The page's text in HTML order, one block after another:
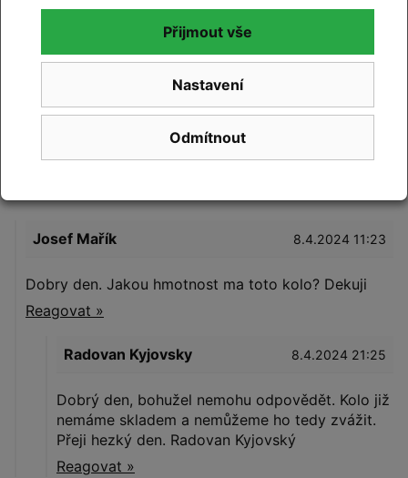
Dotazy k produktu(2)
Máte otázky k produktu:Dětské kolo Cube Acid
200 Disc blue´n´coral?
Zeptejte se.
Napište dotaz
Josef Mařík 8.4.2024 11:23
Dobry den. Jakou hmotnost ma toto kolo? Dekuji
Reagovat »
Radovan Kyjovsky 8.4.2024 21:25
Dobrý den, bohužel nemohu odpovědět. Kolo již
nemáme skladem a nemůžeme ho tedy zvážit.
Přeji hezký den. Radovan Kyjovský
Reagovat »
Odmítnout
Nastavení
Přijmout vše